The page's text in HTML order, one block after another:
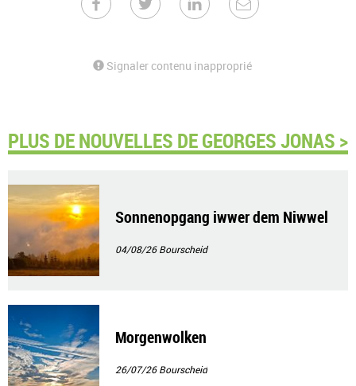
Signaler contenu inapproprié
PLUS DE NOUVELLES DE GEORGES JONAS >
Sonnenopgang iwwer dem Niwwel
04/08/26Bourscheid
Morgenwolken
26/07/26Bourscheid